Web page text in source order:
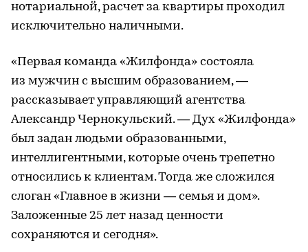
нотариальной, расчет за квартиры проходил
исключительно наличными.
«Первая команда «Жилфонда» состояла
из мужчин с высшим образованием, —
рассказывает управляющий агентства
Александр Чернокульский. — Дух «Жилфонда»
был задан людьми образованными,
интеллигентными, которые очень трепетно
относились к клиентам. Тогда же сложился
слоган «Главное в жизни — семья и дом».
Заложенные 25 лет назад ценности
сохраняются и сегодня».